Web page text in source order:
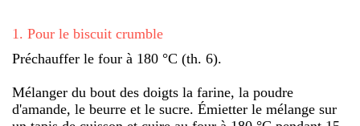
1 . Pour le biscuit crumble
Préchauffer le four à 180 °C (th. 6).
Mélanger du bout des doigts la farine, la poudre
d'amande, le beurre et le sucre. Émietter le mélange sur